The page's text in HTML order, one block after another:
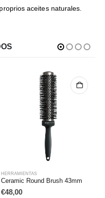
aceites naturales.
HERRAMIENTAS
Ceramic Round Brush 43mm
€48,00